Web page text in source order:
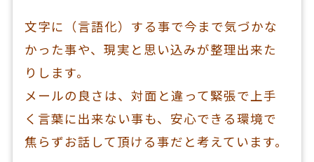
文字に（言語化）する事で今まで気づかな
かった事や、現実と思い込みが整理出来た
りします。
メールの良さは、対面と違って緊張で上手
く言葉に出来ない事も、安心できる環境で
焦らずお話して頂ける事だと考えています。